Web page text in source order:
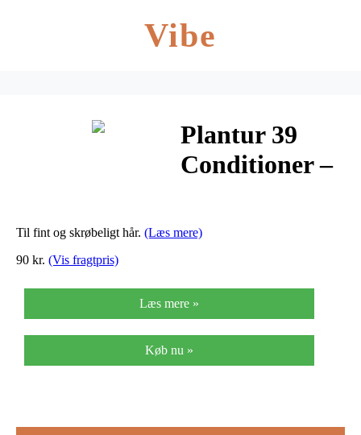
Vibe
Plantur 39
Conditioner –
ml
Til fint og skrøbeligt hår. (Læs mere)
90 kr. (Vis fragtpris)
Læs mere »
Køb nu »